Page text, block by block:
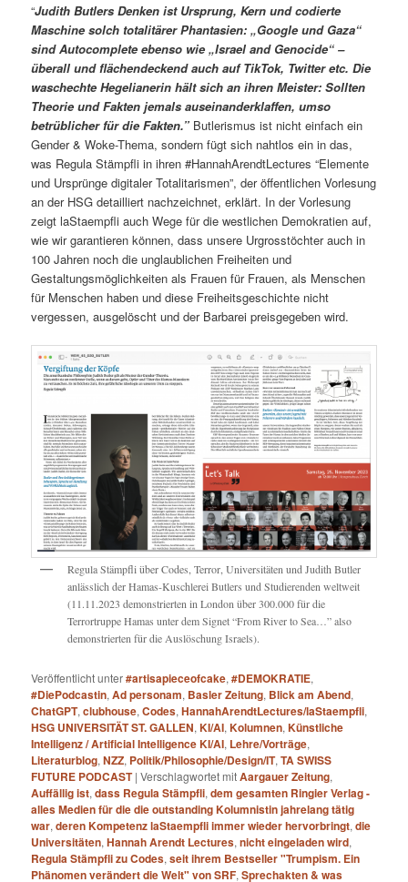
“Judith Butlers Denken ist Ursprung, Kern und codierte
Maschine solch totalitärer Phantasien: „Google und Gaza“
sind Autocomplete ebenso wie „Israel and Genocide“ –
überall und flächendeckend auch auf TikTok, Twitter etc. Die
waschechte Hegelianerin hält sich an ihren Meister: Sollten
Theorie und Fakten jemals auseinanderklaffen, umso
betrüblicher für die Fakten.” Butlerismus ist nicht einfach ein
Gender & Woke-Thema, sondern fügt sich nahtlos ein in das,
was Regula Stämpfli in ihren #HannahArendtLectures “Elemente
und Ursprünge digitaler Totalitarismen”, der öffentlichen Vorlesung
an der HSG detailliert nachzeichnet, erklärt. In der Vorlesung
zeigt laStaempfli auch Wege für die westlichen Demokratien auf,
wie wir garantieren können, dass unsere Urgrosstöchter auch in
100 Jahren noch die unglaublichen Freiheiten und
Gestaltungsmöglichkeiten als Frauen für Frauen, als Menschen
für Menschen haben und diese Freiheitsgeschichte nicht
vergessen, ausgelöscht und der Barbarei preisgegeben wird.
Regula Stämpfli über Codes, Terror, Universitäten und Judith Butler
anlässlich der Hamas-Kuschlerei Butlers und Studierenden weltweit
(11.11.2023 demonstrierten in London über 300.000 für die
Terrortruppe Hamas unter dem Signet “From River to Sea…” also
demonstrierten für die Auslöschung Israels).
Veröffentlicht unter#artisapieceofcake,#DEMOKRATIE,
#DiePodcastin,Ad personam, Basler Zeitung, Blick am Abend,
ChatGPT,clubhouse,Codes,HannahArendtLectures/laStaempfli,
HSG UNIVERSITÄT ST. GALLEN,KI/AI,Kolumnen,Künstliche
Intelligenz / Artificial Intelligence KI/AI, Lehre/Vorträge,
Literaturblog,NZZ, Politik/Philosophie/Design/IT,TA SWISS
FUTURE PODCAST |Verschlagwortet mitAargauer Zeitung,
Auffällig ist,dass Regula Stämpfli,dem gesamten Ringier Verlag -
alles Medien für die die outstanding Kolumnistin jahrelang tätig
war,deren Kompetenz laStaempfli immer wieder hervorbringt,die
Universitäten,Hannah Arendt Lectures,nicht eingeladen wird,
Regula Stämpfli zu Codes,seit ihrem Bestseller "Trumpism. Ein
Phänomen verändert die Welt" von SRF,Sprechakten & was